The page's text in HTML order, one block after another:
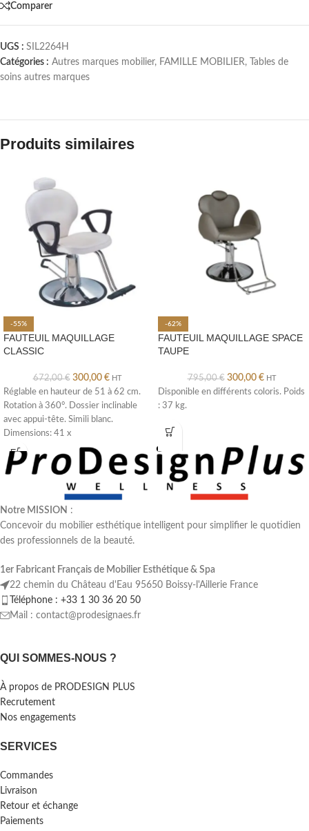
Comparer
UGS : SIL2264H
Catégories : Autres marques mobilier, FAMILLE MOBILIER,
Tables de
soins autres marques
Produits similaires
-55%
FAUTEUIL MAQUILLAGE
CLASSIC
672,00€ 300,00 € HT
Réglable en hauteur de 51 à 62 cm.
Rotation à 360°. Dossier inclinable
avec appui-tête. Simili blanc.
Dimensions: 41 x
-62%
FAUTEUIL MAQUILLAGE SPACE
TAUPE
795,00€ 300,00 € HT
Disponible en différents coloris. Poids
: 37 kg.
Notre MISSION :
Concevoir du mobilier esthétique intelligent pour simplifier le quotidien
des professionnels de la beauté.
1er Fabricant Français de Mobilier Esthétique & Spa
22 chemin du Château d'Eau 95650 Boissy-l'Aillerie France
Téléphone : +33 1 30 36 20 50
Mail : contact@prodesignaes.fr
QUI SOMMES-NOUS ?
À propos de PRODESIGN PLUS
Recrutement
Nos engagements
SERVICES
Commandes
Livraison
Retour et échange
Paiements